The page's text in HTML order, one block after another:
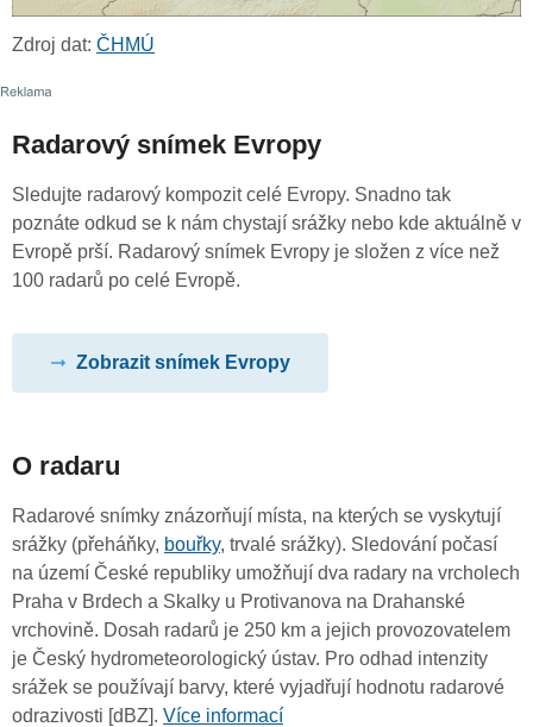
Zdroj dat: ČHMÚ
Radarový snímek Evropy
Sledujte radarový kompozit celé Evropy. Snadno tak
poznáte odkud se k nám chystají srážky nebo kde aktuálně v
Evropě prší. Radarový snímek Evropy je složen z více než
100 radarů po celé Evropě.
Zobrazit snímek Evropy
O radaru
Radarové snímky znázorňují místa, na kterých se vyskytují
srážky (přeháňky, bouřky, trvalé srážky). Sledování počasí
na území České republiky umožňují dva radary na vrcholech
Praha v Brdech a Skalky u Protivanova na Drahanské
vrchovině. Dosah radarů je 250 km a jejich provozovatelem
je Český hydrometeorologický ústav. Pro odhad intenzity
srážek se používají barvy, které vyjadřují hodnotu radarové
odrazivosti [dBZ]. Více informací